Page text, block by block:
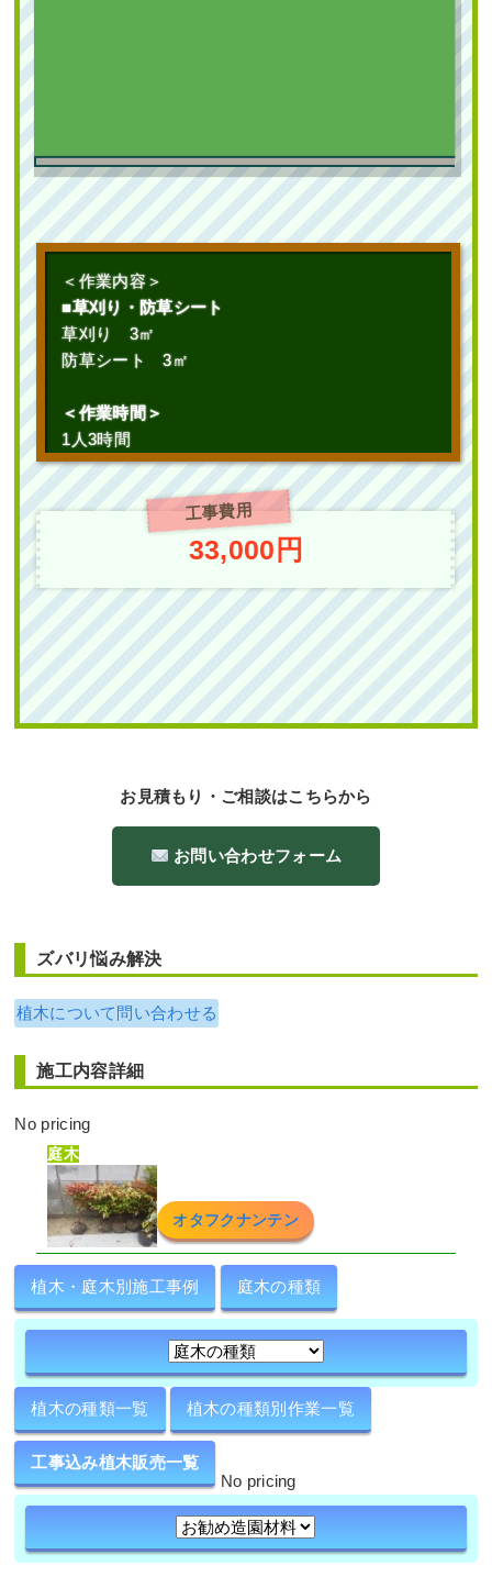
2025年7月22日
ウシ株立ち, 大阪市城東区
緑ヤマボウシ,常緑ヤマボウシ植栽
ン,常緑樹ア行
駐輪場の通り抜け防止のために「花壇
作成」を2人2日で実施した事例｜大阪
府大阪市鶴見区Kマンション様
樹ア行,常緑樹ハ行,花壇作成,大阪府,植栽,造園・
ダモ株立とハクチョウゲ・アベリアホ
ープレイズを1人3時間で植栽した事例
続きを読む
2025年6月19日
区,
葉樹ア行,常緑樹ハ行
玄関前の「花壇作成」とウッドデッキ
への「植栽」を6人2日で実施した事例
｜大阪府大阪市此花区A様
作業前 作業後 玄関前の「花壇作成 ...
続きを読む
/大阪市此花区,植栽,大阪市
府,常緑樹ハ行,常緑樹マ行,花壇作成,大阪府,植栽,
＜作業内容＞
■草刈り・防草シート
草刈り 3㎡
防草シート 3㎡
＜作業時間＞
1人3時間
工事費用
33,000円
お見積もり・ご相談はこちらから
お問い合わせフォーム
ズバリ悩み解決
植木について問い合わせる
施工内容詳細
No pricing
庭木
オタフクナンテン
植木・庭木別施工事例 庭木の種類
植木の種類一覧 植木の種類別作業一覧
工事込み植木販売一覧
No pricing